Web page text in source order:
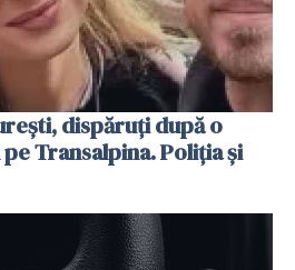
dispăruți după o
Transalpina. Poliția și